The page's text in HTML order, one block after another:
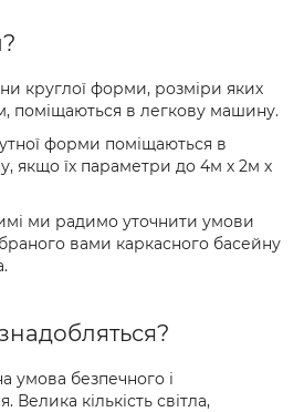
круглої форми, розміри яких
поміщаються в легкову машину.
форми поміщаються в
якщо їх параметри до 4м х 2м х
ми радимо уточнити умови
вами каркасного басейну
умова безпечного і
Велика кількість світла,